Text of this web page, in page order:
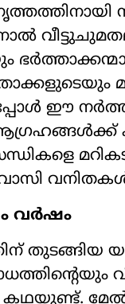
ഈ
വർഷം
കഥയുണ്ട്.